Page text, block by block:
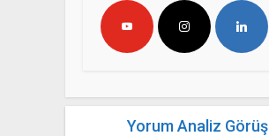
Yorum Analiz Görüş